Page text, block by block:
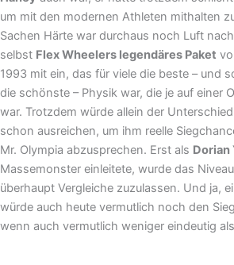
um mit den modernen Athleten mithalten
Sachen Härte war durchaus noch Luft
selbst Flex Wheelers legendäres Paket
1993 mit ein, das für viele die beste – und
die schönste – Physik war, die je auf einer
war. Trotzdem würde allein der
schon ausreichen, um ihm reelle
Mr. Olympia abzusprechen. Erst als Dorian
Massemonster einleitete, wurde das
überhaupt Vergleiche zuzulassen. Und ja,
würde auch heute vermutlich noch den
wenn auch vermutlich weniger eindeutig